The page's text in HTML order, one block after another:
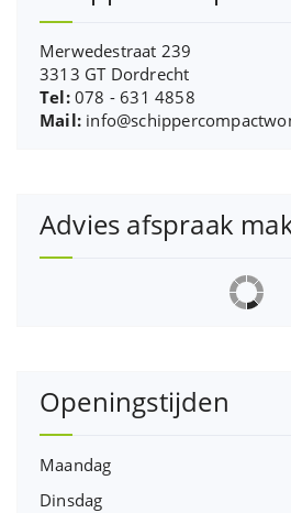
Merwedestraat 239
3313 GT Dordrecht
Tel:078 - 631 4858
Mail:
Advies afspraak
Openingstijden
Maandag
Dinsdag